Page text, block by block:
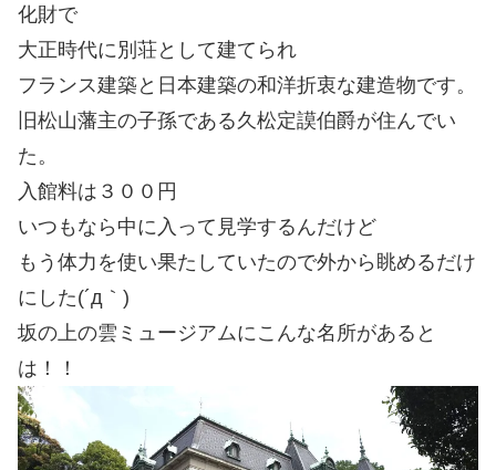
化財で
大正時代に別荘として建てられ
フランス建築と日本建築の和洋折衷な建造物です。
旧松山藩主の子孫である久松定謨伯爵が住んでい
た。
入館料は３００円
いつもなら中に入って見学するんだけど
もう体力を使い果たしていたので外から眺めるだけ
にした(´д｀)
坂の上の雲ミュージアムにこんな名所があると
は！！